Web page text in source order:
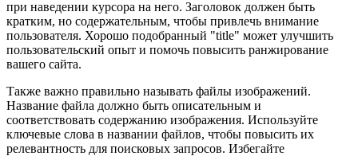
при наведении курсора на него. Заголовок должен быть
кратким, но содержательным, чтобы привлечь внимание
пользователя. Хорошо подобранный "title" может улучшить
пользовательский опыт и помочь повысить ранжирование
вашего сайта.
Также важно правильно называть файлы изображений.
Название файла должно быть описательным и
соответствовать содержанию изображения. Используйте
ключевые слова в названии файлов, чтобы повысить их
релевантность для поисковых запросов. Избегайте